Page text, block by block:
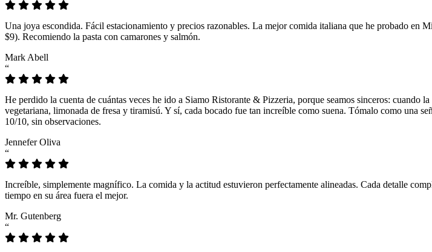
Una joya escondida. Fácil estacionamiento y precios razonables. La mejor comida italiana que he probado
$9). Recomiendo la pasta con camarones y salmón.
Mark Abell
“
He perdido la cuenta de cuántas veces he ido a Siamo Ristorante & Pizzeria, porque seamos sinceros: cuando
vegetariana, limonada de fresa y tiramisú. Y sí, cada bocado fue tan increíble como suena. Tómalo como una
10/10, sin observaciones.
Jennefer Oliva
“
Increíble, simplemente magnífico. La comida y la actitud estuvieron perfectamente alineadas. Cada detalle
tiempo en su área fuera el mejor.
Mr. Gutenberg
“